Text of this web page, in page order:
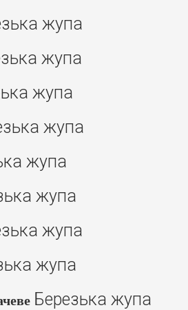
жупа
жупа
жупа
жупа
жупа
жупа
жупа
жупа
Березька жупа